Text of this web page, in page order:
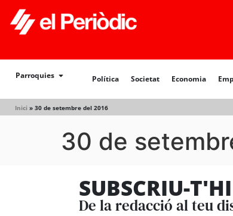
Parroquies Política Societat Economia
Inici » 30 de setembre del 2016
Política Societat
30 de
SUBSCRIU-T'HI
De la redacció al teu